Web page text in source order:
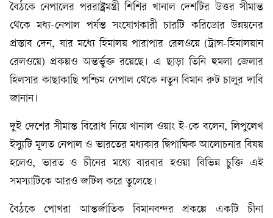
বৈঠকে নেপালের পররাষ্ট্রমন্ত্রী শিশির খানাল দেশটির উত্তর সীমান্ত
থেকে মধ্য-নেপাল পর্যন্ত সংযোগকারী চারটি করিডোর উন্নয়নের
প্রস্তাব দেন, যার মধ্যে হিমালয় পারাপার রেলওয়ে (ট্রান্স-হিমালয়ান
রেলওয়ে) প্রকল্পও অন্তর্ভুক্ত রয়েছে। এ ছাড়া তিনি হুমলা জেলার
হিলসার কাছাকাছি পশ্চিম নেপাল থেকে নতুন বিমান রুট চালুর দাবি
জানান।
দুই দেশের সীমান্ত বিরোধ নিয়ে খানাল ওয়াং ই-কে বলেন, লিপুলেখ
ইস্যুটি মূলত নেপাল ও ভারতের মধ্যকার দ্বিপাক্ষিক আলোচনার বিষয়
হলেও, ভারত ও চীনের মধ্যে বারবার হওয়া বিভিন্ন চুক্তি এই
সমস্যাটিকে আরও জটিল করে তুলেছে।
বৈঠকে পোখরা আন্তর্জাতিক বিমানবন্দর প্রকল্পে একটি চীনা